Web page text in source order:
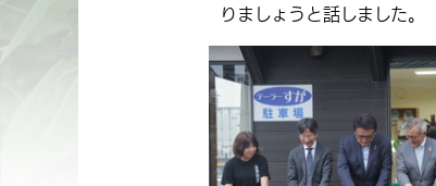
りましょうと話しました。